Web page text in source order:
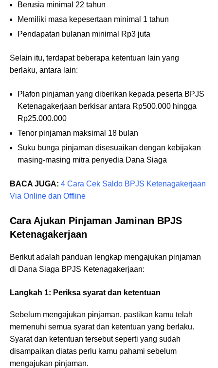
Berusia minimal 22 tahun
Memiliki masa kepesertaan minimal 1 tahun
Pendapatan bulanan minimal Rp3 juta
Selain itu, terdapat beberapa ketentuan lain yang
berlaku, antara lain:
Plafon pinjaman yang diberikan kepada peserta BPJS
Ketenagakerjaan berkisar antara Rp500.000 hingga
Rp25.000.000
Tenor pinjaman maksimal 18 bulan
Suku bunga pinjaman disesuaikan dengan kebijakan
masing-masing mitra penyedia Dana Siaga
BACA JUGA: 4 Cara Cek Saldo BPJS Ketenagakerjaan
Via Online dan Offline
Cara Ajukan Pinjaman Jaminan BPJS
Ketenagakerjaan
Berikut adalah panduan lengkap mengajukan pinjaman
di Dana Siaga BPJS Ketenagakerjaan:
Langkah 1: Periksa syarat dan ketentuan
Sebelum mengajukan pinjaman, pastikan kamu telah
memenuhi semua syarat dan ketentuan yang berlaku.
Syarat dan ketentuan tersebut seperti yang sudah
disampaikan diatas perlu kamu pahami sebelum
mengajukan pinjaman.